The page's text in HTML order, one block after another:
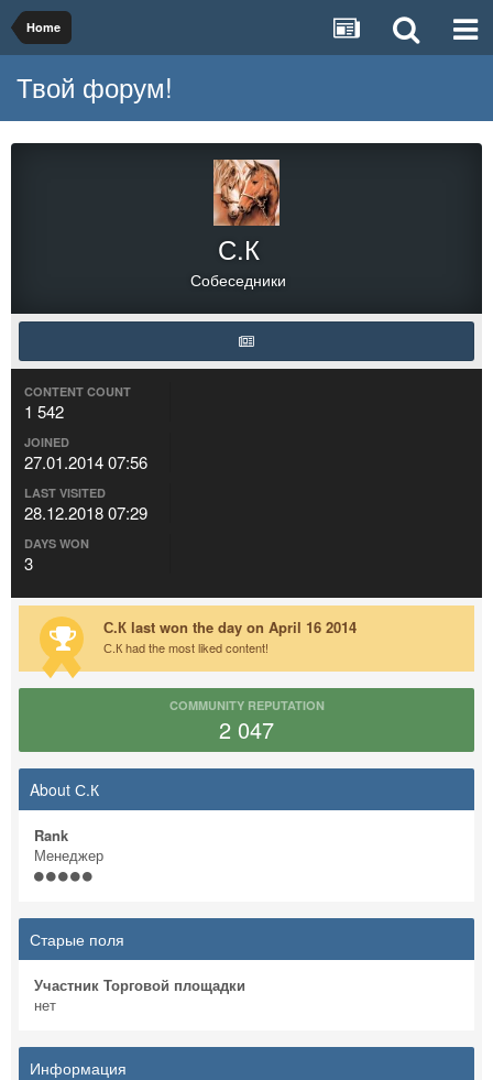
Home
Твой форум!
С.К
Собеседники
CONTENT COUNT
1 542
JOINED
27.01.2014 07:56
LAST VISITED
28.12.2018 07:29
DAYS WON
3
С.К last won the day on April 16 2014
С.К had the most liked content!
COMMUNITY REPUTATION
2 047
About С.К
Rank
Менеджер
Старые поля
Участник Торговой площадки
нет
Информация